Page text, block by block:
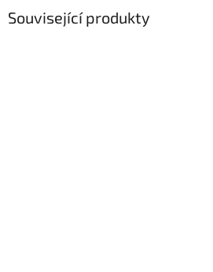
Související produkty